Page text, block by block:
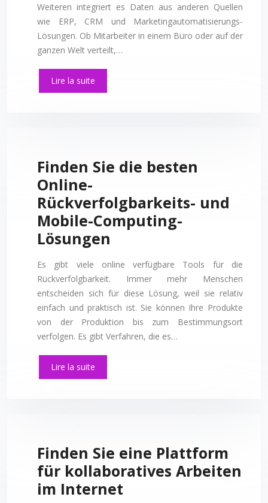
Weiteren integriert es Daten aus anderen Quellen
wie ERP, CRM und Marketingautomatisierungs-
Lösungen. Ob Mitarbeiter in einem Büro oder auf der
ganzen Welt verteilt,…
Lire la suite
Finden Sie die besten
Online-
Rückverfolgbarkeits- und
Mobile-Computing-
Lösungen
Es gibt viele online verfügbare Tools für die
Rückverfolgbarkeit. Immer mehr Menschen
entscheiden sich für diese Lösung, weil sie relativ
einfach und praktisch ist. Sie können Ihre Produkte
von der Produktion bis zum Bestimmungsort
verfolgen. Es gibt Verfahren, die es…
Lire la suite
Finden Sie eine Plattform
für kollaboratives Arbeiten
im Internet